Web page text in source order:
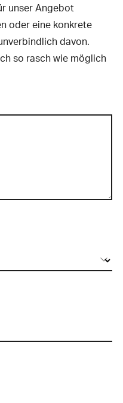
unser Angebot
oder eine konkrete
davon.
so rasch wie möglich